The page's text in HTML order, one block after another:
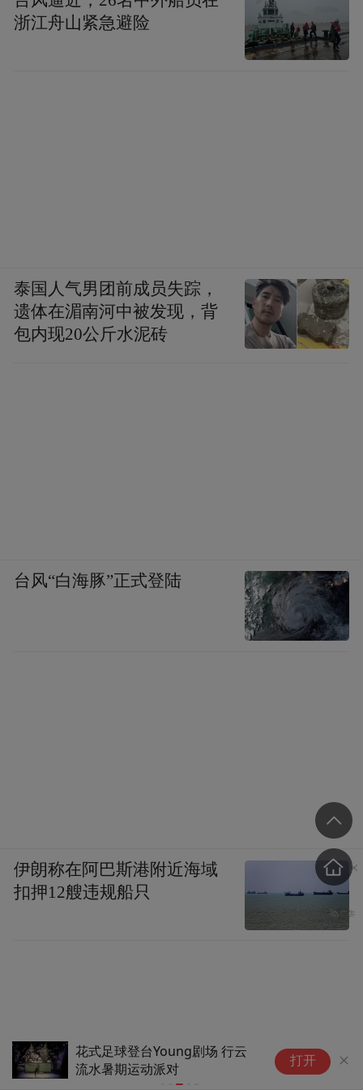
花式足球登台Young剧场 行云
流水暑期运动派对
打开
浙江舟山紧急避险
泰国人气男团前成员失踪，
遗体在湄南河中被发现，背
包内现20公斤水泥砖
台风“白海豚”正式登陆
伊朗称在阿巴斯港附近海域
扣押12艘违规船只